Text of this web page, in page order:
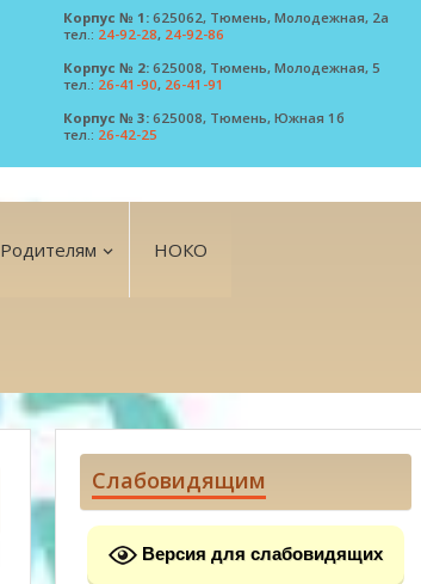
Корпус № 1: 625062, Тюмень, Молодежная, 2а
тел.: 24-92-28, 24-92-86
Корпус № 2: 625008, Тюмень, Молодежная, 5
тел.: 26-41-90, 26-41-91
Корпус № 3: 625008, Тюмень, Южная 1б
тел.: 26-42-25
Родителям НОКО
Слабовидящим
Версия для слабовидящих